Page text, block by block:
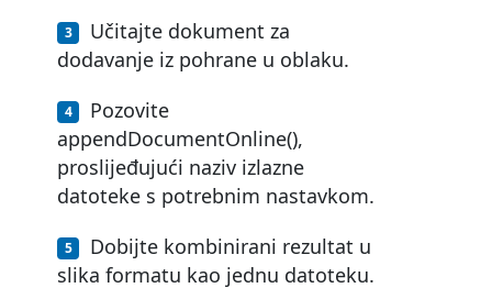
Učitajte dokument za
dodavanje iz pohrane u oblaku.
Pozovite
appendDocumentOnline(),
proslijeđujući naziv izlazne
datoteke s potrebnim nastavkom.
Dobijte kombinirani rezultat u
slika formatu kao jednu datoteku.